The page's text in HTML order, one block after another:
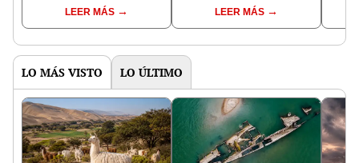
reintroducción de un
asno salvaje está
en un paisaje con más
vida
LEER MÁS
encontrarlo: el hallazgo
podría cambiar todo lo
pasado
LEER MÁS
LO MÁS VISTO LO ÚLTIMO